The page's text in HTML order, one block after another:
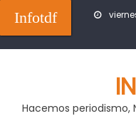
Hacemos periodismo,
Infotdf